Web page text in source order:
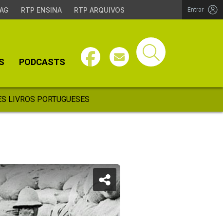
RTP ENSINA RTP ARQUIVOS Entrar
PODCASTS
LIVROS PORTUGUESES